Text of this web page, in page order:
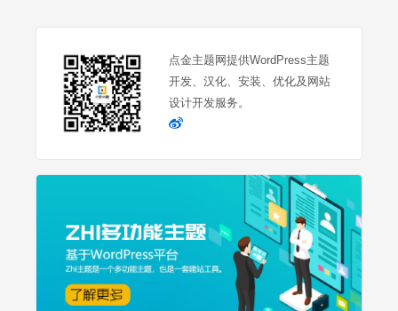
点金主题网提供WordPress主题
开发、汉化、安装、优化及网站
设计开发服务。